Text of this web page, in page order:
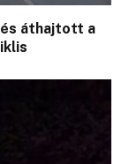
áthajtott a